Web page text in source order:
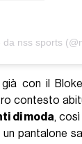
da nss sports
con il
contesto
di moda,
pantalone